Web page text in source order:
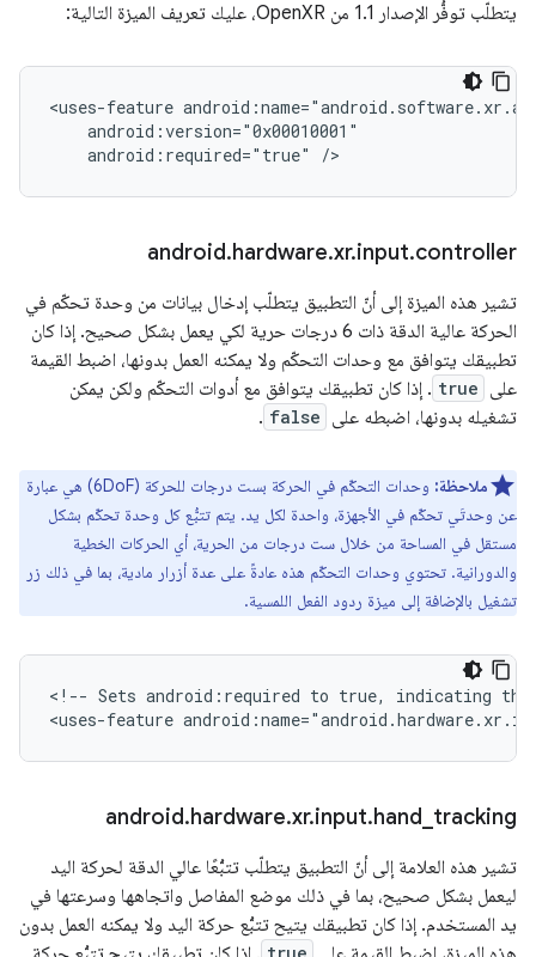
يتطلّب توفُّر الإصدار 1.1 من OpenXR، عليك تعريف الميزة التالية:
<uses-feature
android:required="true"
android.hardware.xr.input.controller
تشير هذه الميزة إلى أنّ التطبيق يتطلّب إدخال بيانات من وحدة تحكّم في
الحركة عالية الدقة ذات 6 درجات حرية لكي يعمل بشكل صحيح. إذا كان
تطبيقك يتوافق مع وحدات التحكّم ولا يمكنه العمل بدونها، اضبط القيمة
على true . إذا كان تطبيقك يتوافق مع أدوات التحكّم ولكن يمكن
تشغيله بدونها، اضبطه على false
.
ملاحظة:
وحدات التحكّم في الحركة بست درجات للحركة (6DoF) هي عبارة
عن وحدتَي تحكّم في الأجهزة، واحدة لكل يد. يتم تتبُّع كل وحدة تحكّم بشكل
مستقل في المساحة من خلال ست درجات من الحرية، أي الحركات الخطية
والدورانية. تحتوي وحدات التحكّم هذه عادةً على عدة أزرار مادية، بما في ذلك زر
تشغيل بالإضافة إلى ميزة ردود الفعل اللمسية.
<!-- Sets android:required to true, indicating
<uses-feature
android.hardware.xr.input.hand tracking
تشير هذه العلامة إلى أنّ التطبيق يتطلّب تتبُّعًا عالي الدقة لحركة اليد
ليعمل بشكل صحيح، بما في ذلك موضع المفاصل واتجاهها وسرعتها في
يد المستخدم. إذا كان تطبيقك يتيح تتبُّع حركة اليد ولا يمكنه العمل بدون